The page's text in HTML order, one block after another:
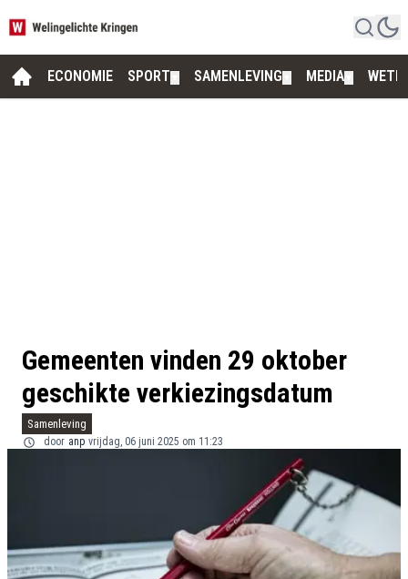
ECONOMIE SPORT SAMENLEVING MEDIA
Gemeenten vinden 29 oktober
geschikte verkiezingsdatum
Samenleving
door anp vrijdag, 06 juni 2025 om 11:23